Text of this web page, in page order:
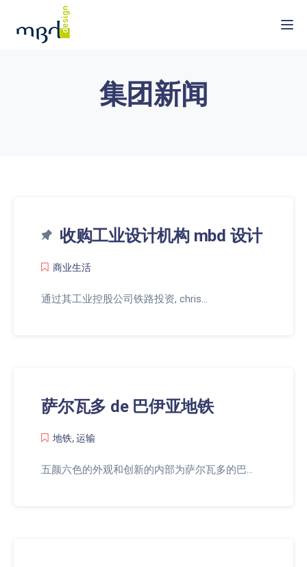
集团新闻
收购工业设计机构 mbd 设计
商业生活
通过其工业控股公司铁路投资, chris…
萨尔瓦多 de 巴伊亚地铁
地铁,运输
五颜六色的外观和创新的内部为萨尔瓦多的巴…